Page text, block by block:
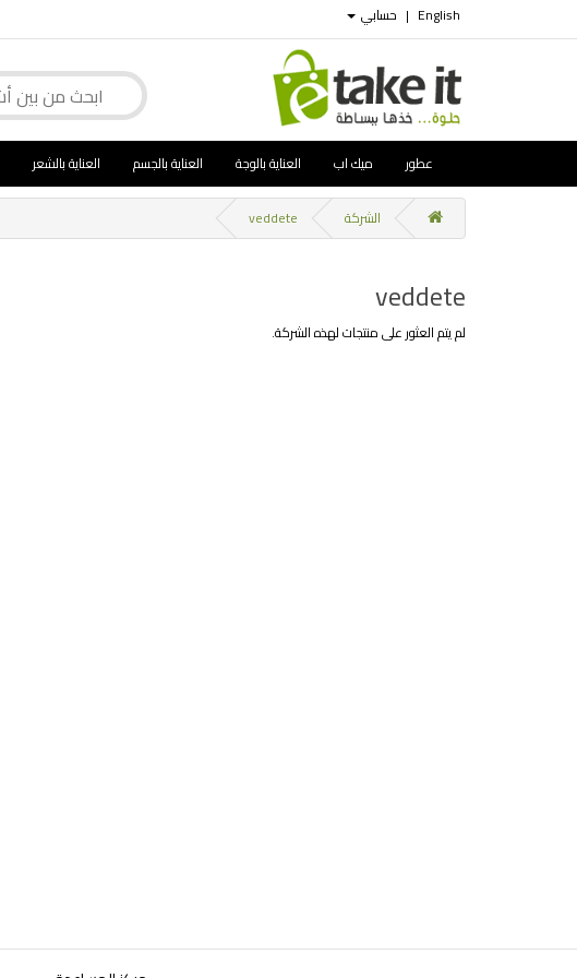
English
| حسابي
عطور ميك اب العناية بالوجة العناية بالجسم العناية بالشعر
الشركة veddete
veddete
لم يتم العثور على منتجات لهذه الشركة.